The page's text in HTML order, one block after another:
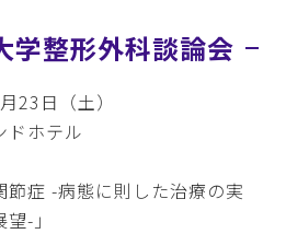
学整形外科談論会
日（土）
ホテル
症 -病態に則した治療の実
-」